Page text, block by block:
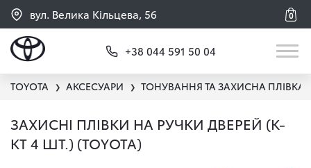
вул. Велика Кільцева, 56 0
+38 044 591 50 04
TOYOTA ❯ АКСЕСУАРИ ❯ ТОНУВАННЯ ТА ЗАХИСНА ПЛІВКА
ЗАХИСНІ ПЛІВКИ НА РУЧКИ ДВЕРЕЙ (К-
КТ 4 ШТ.) (TOYOTA)